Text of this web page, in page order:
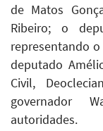
de Matos
Ribeiro; o
representando
deputado
Civil,
governador
autoridades.